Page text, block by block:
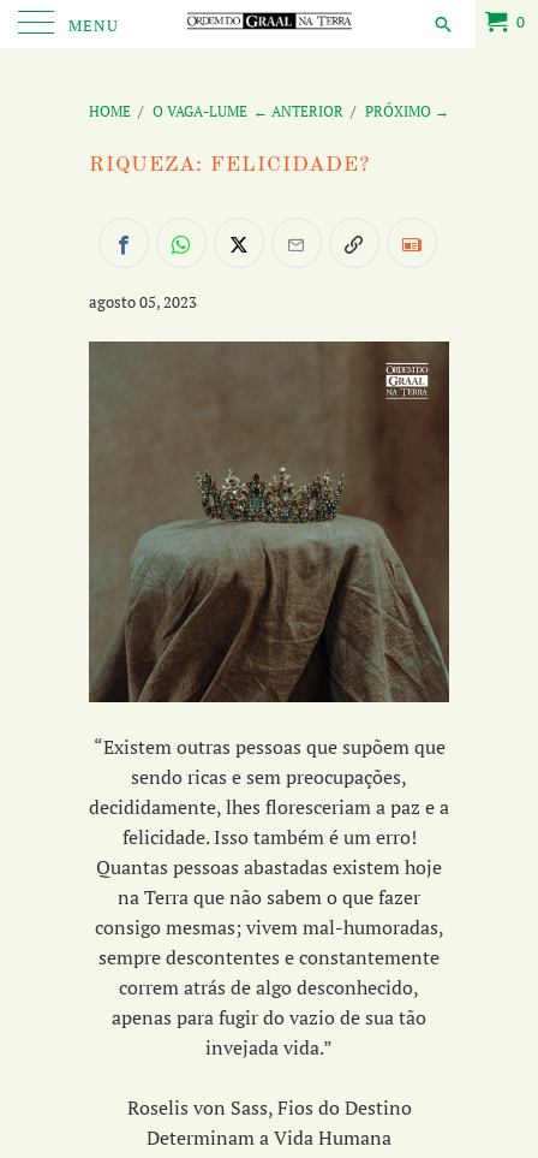
MENU 0
HOME / O VAGA-LUME ← ANTERIOR / PRÓXIMO →
RIQUEZA: FELICIDADE?
agosto 05, 2023
“Existem outras pessoas que supõem que
sendo ricas e sem preocupações,
decididamente, lhes floresceriam a paz e a
felicidade. Isso também é um erro!
Quantas pessoas abastadas existem hoje
na Terra que não sabem o que fazer
consigo mesmas; vivem mal-humoradas,
sempre descontentes e constantemente
correm atrás de algo desconhecido,
apenas para fugir do vazio de sua tão
invejada vida.”
Roselis von Sass, Fios do Destino
Determinam a Vida Humana